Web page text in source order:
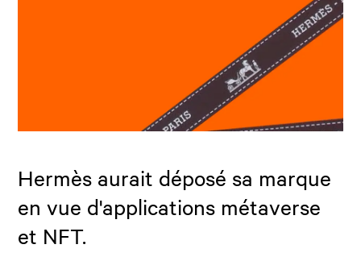
Hermès aurait déposé sa marque
en vue d'applications métaverse
et NFT.